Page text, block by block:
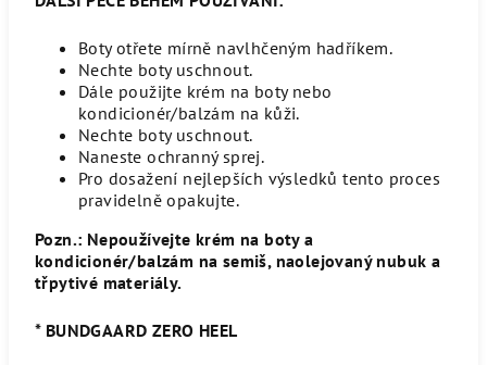
Boty otřete mírně navlhčeným hadříkem.
Nechte boty uschnout.
Dále použijte krém na boty nebo
kondicionér/balzám na kůži.
Nechte boty uschnout.
Naneste ochranný sprej.
Pro dosažení nejlepších výsledků tento proces
pravidelně opakujte.
Pozn.: Nepoužívejte krém na boty a
kondicionér/balzám na semiš, naolejovaný nubuk a
třpytivé materiály.
* BUNDGAARD ZERO HEEL